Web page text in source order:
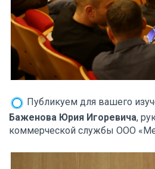
Публикуем для вашего
Баженова Юрия Игоревича,
коммерческой службы ООО